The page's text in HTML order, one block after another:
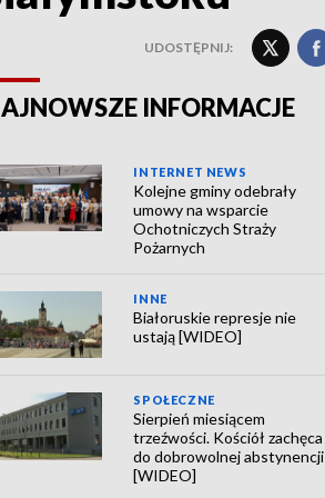
UDOSTĘPNIJ:
INFORMACJE
INTERNET NEWS
Kolejne gminy odebrały
umowy na wsparcie
Ochotniczych Straży
Pożarnych
INNE
Białoruskie represje nie
ustają [WIDEO]
SPOŁECZNE
Sierpień miesiącem
trzeźwości. Kościół zachęca
do dobrowolnej abstynencji
[WIDEO]